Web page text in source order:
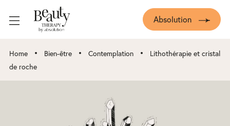
Absolution
Home • Bien-être • Contemplation •
Lithothérapie et cristal
de roche